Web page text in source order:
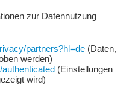
zur Datennutzung
partners?hl=de (Daten,
werden)
(Einstellungen
wird)